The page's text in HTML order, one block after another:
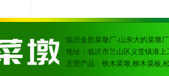
临沂金胜菜墩厂-山东大的菜墩
地址：临沂市兰山区义堂镇港上
主营产品：铁木菜墩,柳木菜板,